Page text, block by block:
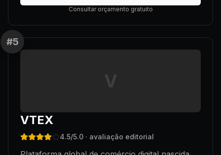
Consultar orçamento gratuito
#5
V
VTEX
4.5/5.0 · avaliação editorial